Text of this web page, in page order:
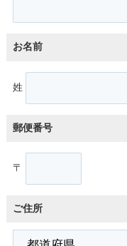
お名前
姓
郵便番号
〒
ご住所